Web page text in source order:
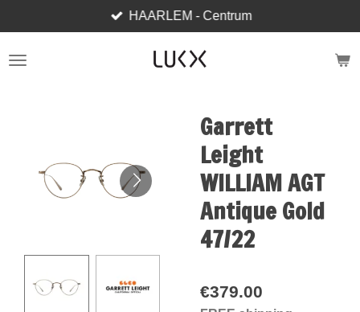
to
main
HAARLEM - Centrum
Garrett
Leight
WILLIAM AGT
Antique Gold
47/22
€379.00